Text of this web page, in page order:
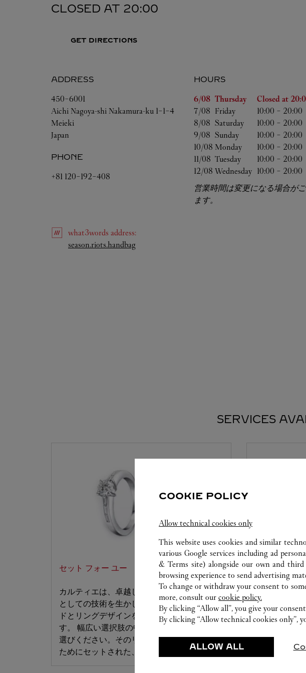
CLOSED AT 20:00
GET DIRECTIONS
ADDRESS
450-6001
Aichi Nagoya-shi Nakamura-ku 1-1-4
Meieki
Japan
PHONE
+81 120-192-408
HOURS
Day of the Week
Hours
6/08 Thursday Closed at
7/08 Friday 10:00 - 20:00
8/08 Saturday 10:00 - 20:00
9/08 Sunday 10:00 - 20:00
10/08 Monday 10:00 - 20:00
11/08 Tuesday 10:00 - 20:00
12/08 Wednesday 10:00 - 20:00
営業時間は変更になる場合が
ます。
what3words address:
season.riots.handbagLink Opens in New Tab
SERVICES
セット フォー ユー
カルティエは、卓越したジュエリーブランド
としての技術を生かし、お好みのダイヤモン
ドとリングデザインをセッティングいたしま
す。 幅広い選択肢の中から、夢のリングをお
選びください。そのリングは、お客様だけの
ためにセットされた、唯一無二の存在です。
カスタマーサ
カルティエ
ィエ ウォッチ
どを承ります。
COOKIE POLICY
Allow technical cookies only
This website uses cookies and similar
various Google services including ad
& Terms site) alongside our own and third
browsing experience to send advertising
To change or withdraw your consent to
more, consult our cookie policy.
By clicking “Allow all”, you give your
By clicking “Allow technical cookies only”,
ALLOW ALL